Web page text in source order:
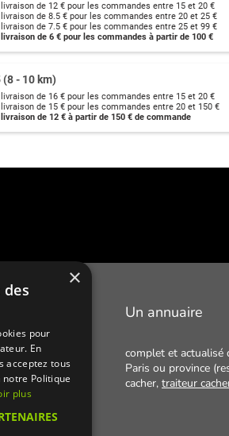
de 12 € pour les commandes entre 15 et 20 €
de 8.5 € pour les commandes entre 20 et 25 €
de 7.5 € pour les commandes entre 25 et 99 €
de 6 € pour les commandes à partir de 100 €
(8 - 10 km)
de 16 € pour les commandes entre 15 et 20 €
de 15 € pour les commandes entre 20 et 150 €
de 12 € à partir de 150 € de commande
Un annuaire
complet et actualisé
Paris ou province
cacher, traiteur
×
pour
En
acceptez tous
Politique
plus